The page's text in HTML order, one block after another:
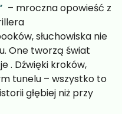
– mroczna opowieść z
słuchowiska nie
One tworzą świat
. Dźwięki kroków,
tunelu – wszystko to
głębiej niż przy